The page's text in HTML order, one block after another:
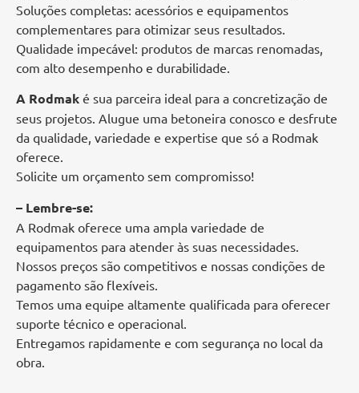
Soluções completas: acessórios e equipamentos
complementares para otimizar seus resultados.
Qualidade impecável: produtos de marcas renomadas,
com alto desempenho e durabilidade.
A Rodmak é sua parceira ideal para a concretização de
seus projetos. Alugue uma betoneira conosco e desfrute
da qualidade, variedade e expertise que só a Rodmak
oferece.
Solicite um orçamento sem compromisso!
– Lembre-se:
A Rodmak oferece uma ampla variedade de
equipamentos para atender às suas necessidades.
Nossos preços são competitivos e nossas condições de
pagamento são flexíveis.
Temos uma equipe altamente qualificada para oferecer
suporte técnico e operacional.
Entregamos rapidamente e com segurança no local da
obra.